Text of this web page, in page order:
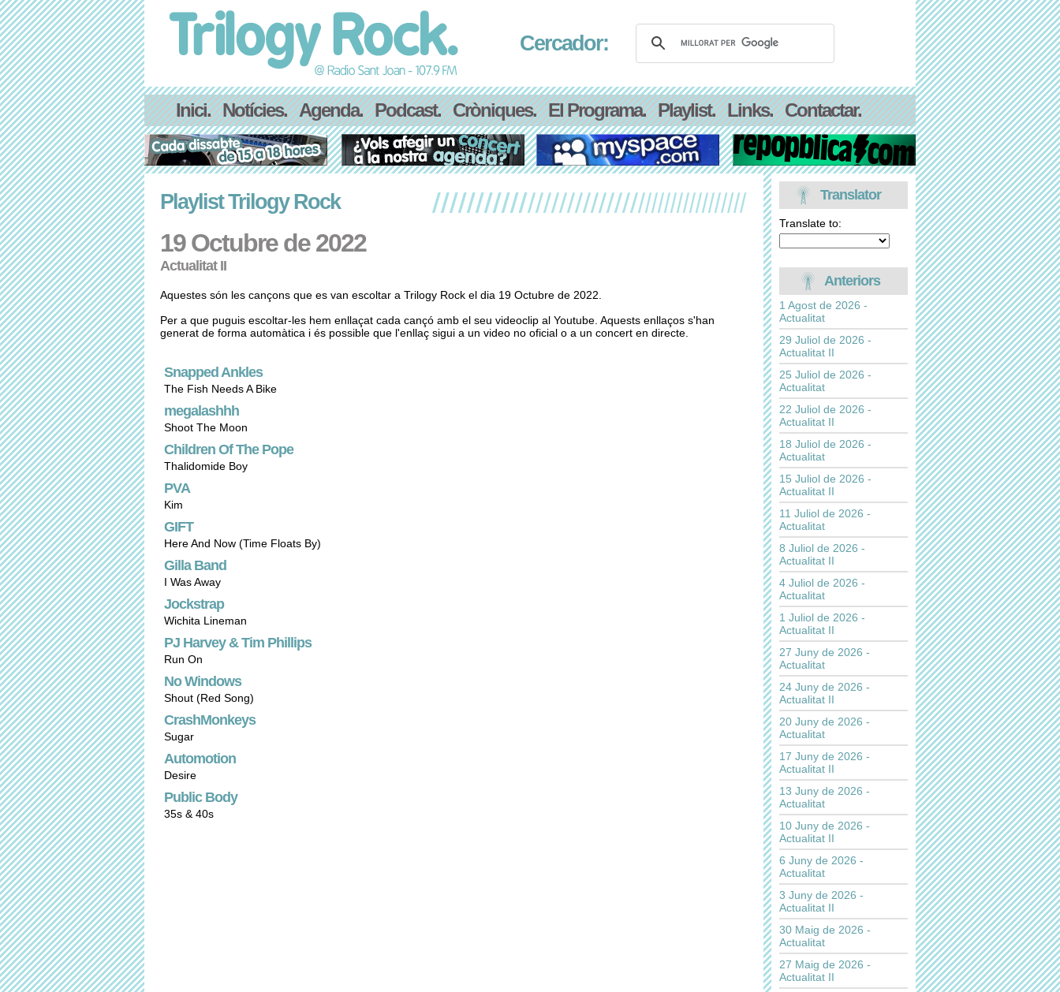
Cercador:
Inici. Notícies. Agenda. Podcast. Cròniques. El Programa. Playlist. Links. Contactar.
Playlist Trilogy Rock
19 Octubre de 2022
Actualitat II
Aquestes són les cançons que es van escoltar a Trilogy Rock el dia 19 Octubre de 2022.
Per a que puguis escoltar-les hem enllaçat cada cançó amb el seu videoclip al Youtube. Aquests enllaços s'han
generat de forma automàtica i és possible que l'enllaç sigui a un video no oficial o a un concert en directe.
Snapped Ankles
The Fish Needs A Bike
megalashhh
Shoot The Moon
Children Of The Pope
Thalidomide Boy
PVA
Kim
GIFT
Here And Now (Time Floats By)
Gilla Band
I Was Away
Jockstrap
Wichita Lineman
PJ Harvey & Tim Phillips
Run On
No Windows
Shout (Red Song)
CrashMonkeys
Sugar
Automotion
Desire
Public Body
35s & 40s
Translator
Translate to:
Anteriors
1 Agost de 2026 -
Actualitat
29 Juliol de 2026 -
Actualitat II
25 Juliol de 2026 -
Actualitat
22 Juliol de 2026 -
Actualitat II
18 Juliol de 2026 -
Actualitat
15 Juliol de 2026 -
Actualitat II
11 Juliol de 2026 -
Actualitat
8 Juliol de 2026 -
Actualitat II
4 Juliol de 2026 -
Actualitat
1 Juliol de 2026 -
Actualitat II
27 Juny de 2026 -
Actualitat
24 Juny de 2026 -
Actualitat II
20 Juny de 2026 -
Actualitat
17 Juny de 2026 -
Actualitat II
13 Juny de 2026 -
Actualitat
10 Juny de 2026 -
Actualitat II
6 Juny de 2026 -
Actualitat
3 Juny de 2026 -
Actualitat II
30 Maig de 2026 -
Actualitat
27 Maig de 2026 -
Actualitat II